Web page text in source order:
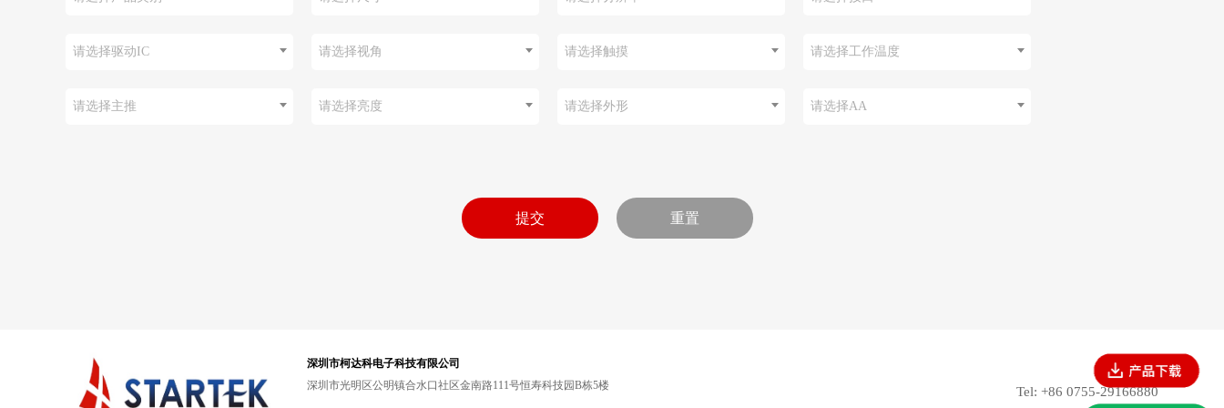
请选择驱动IC 请选择视角 请选择触摸 请选择工作温度
请选择主推 请选择亮度 请选择外形 请选择AA
深圳市柯达科电子科技有限公司
深圳市光明区公明镇合水口社区金南路111号恒寿科技园B栋5楼
Tel: +86 0755-29166880